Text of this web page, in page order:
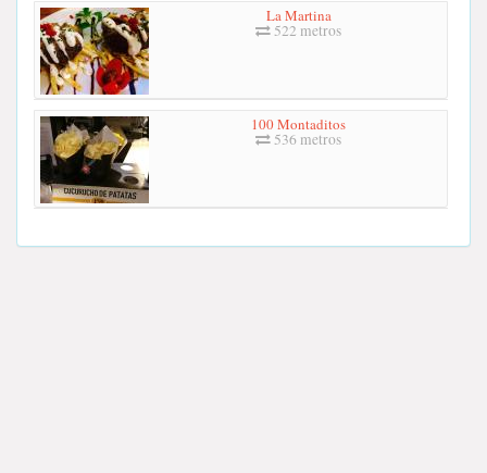
La Martina
522 metros
100 Montaditos
536 metros